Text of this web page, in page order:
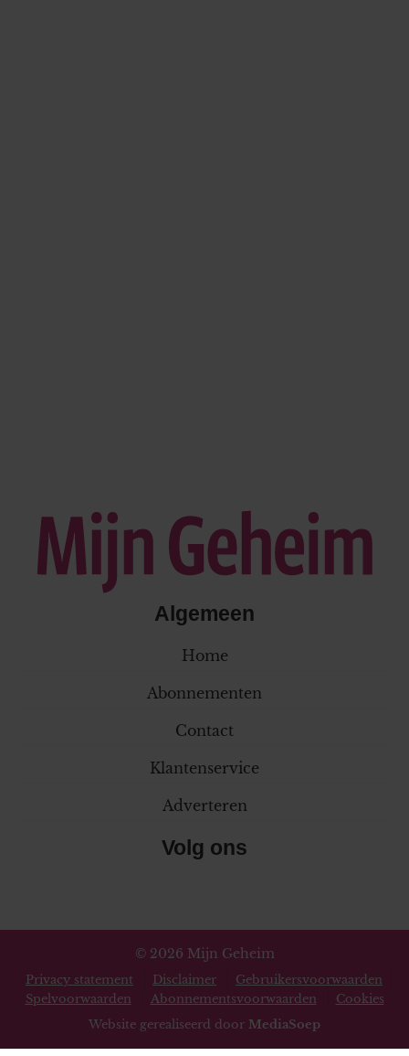
Algemeen
Home
Abonnementen
Contact
Klantenservice
Adverteren
Volg ons
© 2026 Mijn Geheim
Privacy statement Disclaimer
Gebruikersvoorwaarden
Spelvoorwaarden
Abonnementsvoorwaarden
Cookies
Website gerealiseerd door MediaSoep